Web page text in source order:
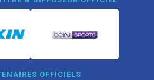
OFFICIELS